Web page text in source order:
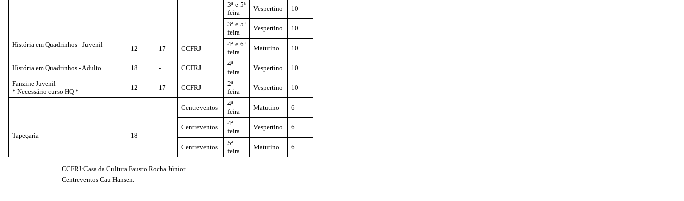
História em Quadrinhos - Juvenil
12 17 CCFRJ
3ª e 5ª
feira
Vespertino 10
3ª e 5ª
feira
Vespertino 10
4ª e 6ª
feira
Matutino 10
História em Quadrinhos - Adulto 18 - CCFRJ
4ª
feira
Vespertino 10
Fanzine Juvenil
* Necessário curso HQ *
12 17 CCFRJ
2ª
feira
Vespertino 10
Tapeçaria 18 -
Centreventos
4ª
feira
Matutino 6
Centreventos
4ª
feira
Vespertino 6
Centreventos
5ª
feira
Matutino 6
CCFRJ:Casa da Cultura Fausto Rocha Júnior.
Centreventos Cau Hansen.